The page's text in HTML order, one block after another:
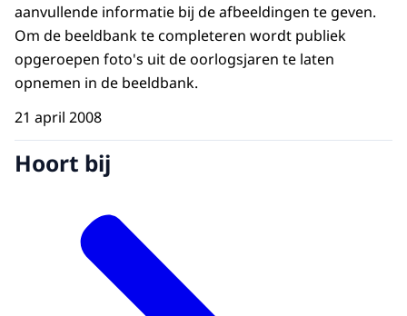
aanvullende informatie bij de afbeeldingen te geven.
Om de beeldbank te completeren wordt publiek
opgeroepen foto's uit de oorlogsjaren te laten
opnemen in de beeldbank.
21 april 2008
Hoort bij